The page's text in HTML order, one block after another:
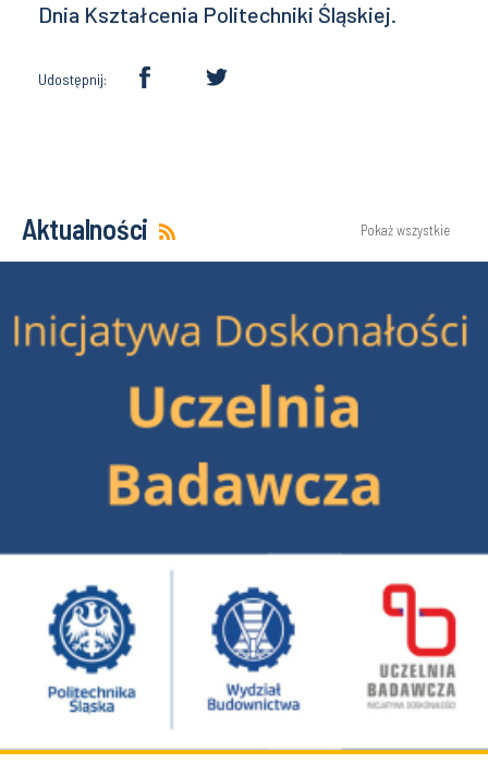
Dnia Kształcenia Politechniki Śląskiej.
Udostępnij:
Aktualności Pokaż wszystkie